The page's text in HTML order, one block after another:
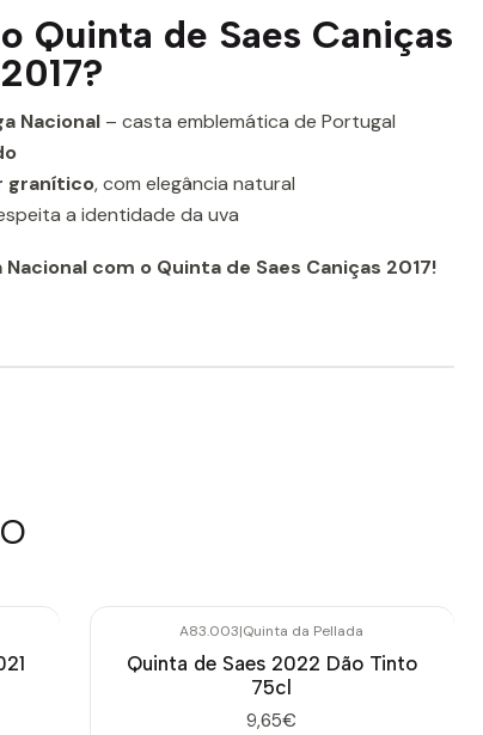
Quinta de Saes Caniças
Nacional – casta emblemática de Portugal
granítico, com elegância natural
a identidade da uva
com o Quinta de Saes Caniças 2017!
A83.003|Quinta da Pellada
Quinta de Saes 2022 Dão Tinto
75cl
9,65€